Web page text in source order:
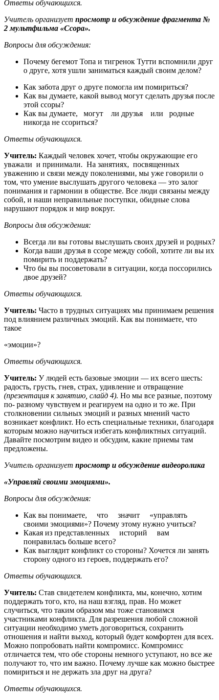
Ответы обучающихся.
Учитель организует просмотр и обсуждение фрагмента №
2 мультфильма «Ссора».
Вопросы для обсуждения:
Почему бегемот Топа и тигренок Тутти вспомнили друг
о друге, хотя ушли заниматься каждый своим делом?
Как забота друг о друге помогла им помириться?
Как вы думаете, какой вывод могут сделать друзья после
этой ссоры?
Как вы думаете, могут ли друзья или родные
никогда не ссориться?
Ответы обучающихся.
Учитель: Каждый человек хочет, чтобы окружающие его
уважали и принимали. На занятиях, посвященных
уважению и связи между поколениями, мы уже говорили о
том, что умение выслушать другого человека — это залог
понимания и гармонии в обществе. Все люди связаны между
собой, и наши неправильные поступки, обидные слова
нарушают порядок и мир вокруг.
Вопросы для обсуждения:
Всегда ли вы готовы выслушать своих друзей и родных?
Когда ваши друзья в ссоре между собой, хотите ли вы их
помирить и поддержать?
Что бы вы посоветовали в ситуации, когда поссорились
двое друзей?
Ответы обучающихся.
Учитель: Часто в трудных ситуациях мы принимаем решения
под влиянием различных эмоций. Как вы понимаете, что
такое
«эмоции»?
Ответы обучающихся.
Учитель: У людей есть базовые эмоции — их всего шесть:
радость, грусть, гнев, страх, удивление и отвращение
(презентация к занятию, слайд 4). Но мы все разные, поэтому
по- разному чувствуем и реагируем на одно и то же. При
столкновении сильных эмоций и разных мнений часто
возникает конфликт. Но есть специальные техники, благодаря
которым можно научиться избегать конфликтных ситуаций.
Давайте посмотрим видео и обсудим, какие приемы там
предложены.
Учитель организует просмотр и обсуждение видеоролика
«Управляй своими эмоциями».
Вопросы для обсуждения:
Как вы понимаете, что значит «управлять
своими эмоциями»? Почему этому нужно учиться?
Какая из представленных историй вам
понравилась больше всего?
Как выглядит конфликт со стороны? Хочется ли занять
сторону одного из героев, поддержать его?
Ответы обучающихся.
Учитель: Став свидетелем конфликта, мы, конечно, хотим
поддержать того, кто, на наш взгляд, прав. Но может
случиться, что таким образом мы тоже становимся
участниками конфликта. Для разрешения любой сложной
ситуации необходимо уметь договориться, сохранить
отношения и найти выход, который будет комфортен для всех.
Можно попробовать найти компромисс. Компромисс
отличается тем, что обе стороны немного уступают, но все же
получают то, что им важно. Почему лучше как можно быстрее
помириться и не держать зла друг на друга?
Ответы обучающихся.